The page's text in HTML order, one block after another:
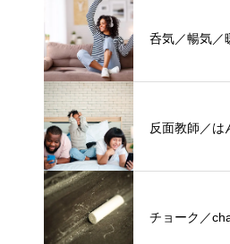
呑気／暢気／
反面教師／は
チョーク／